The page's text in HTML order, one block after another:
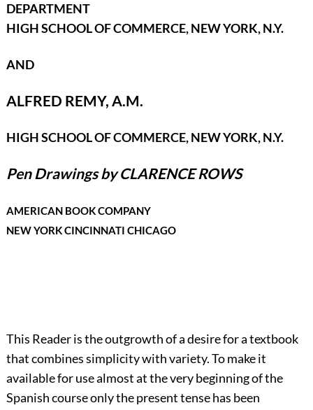
DEPARTMENT
HIGH SCHOOL OF COMMERCE, NEW YORK, N.Y.
AND
ALFRED REMY, A.M.
HIGH SCHOOL OF COMMERCE, NEW YORK, N.Y.
Pen Drawings by CLARENCE ROWS
AMERICAN BOOK COMPANY
NEW YORK CINCINNATI CHICAGO
This Reader is the outgrowth of a desire for a textbook
that combines simplicity with variety. To make it
available for use almost at the very beginning of the
Spanish course only the present tense has been